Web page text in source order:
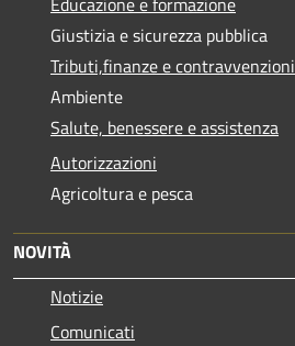
Giustizia e sicurezza pubblica
Tributi,finanze e contravvenzioni
Ambiente
Salute, benessere e assistenza
Autorizzazioni
Agricoltura e pesca
NOVITÀ
Notizie
Comunicati